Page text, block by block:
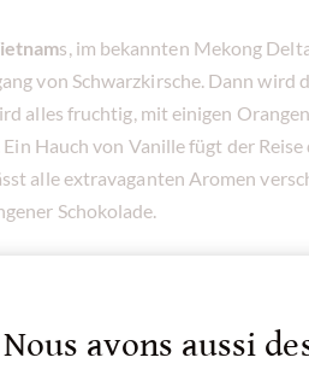
s, im bekannten Mekong
von Schwarzkirsche. Dann wird
alles fruchtig, mit einigen
Hauch von Vanille fügt der Reise
alle extravaganten Aromen
Schokolade.
stammen aus dem hügeligen
ist sojafrei, nussfrei, lezithinfrei
Gewürze erinnern.
Nous avons aussi